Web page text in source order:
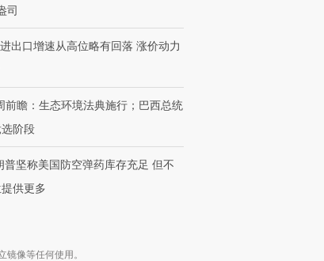
司
出口增速从高位略有回落 涨价动力
前瞻：生态环境法典施行；巴西总统
阶段
普坚称美国防空弹药库存充足 但不
供更多
像等任何使用。